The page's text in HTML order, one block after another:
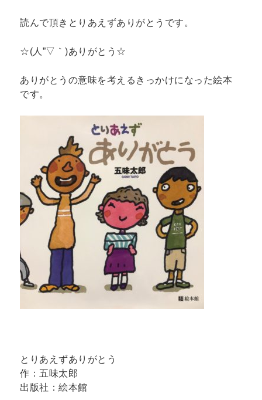
読んで頂きとりあえずありがとうです。
☆(人”▽｀)ありがとう☆
ありがとうの意味を考えるきっかけになった絵本
です。
とりあえずありがとう
作：五味太郎
出版社：絵本館